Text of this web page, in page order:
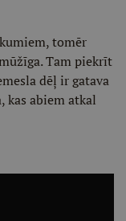
tomēr
Tam piekrīt
dēļ ir gatava
kas abiem atkal